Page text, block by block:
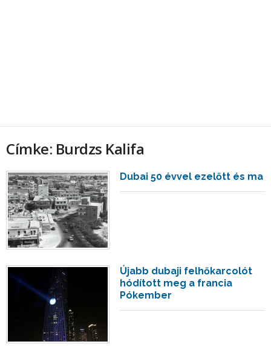
Címke: Burdzs Kalifa
Dubai 50 évvel ezelőtt és ma
Újabb dubaji felhőkarcolót
hódított meg a francia
Pókember